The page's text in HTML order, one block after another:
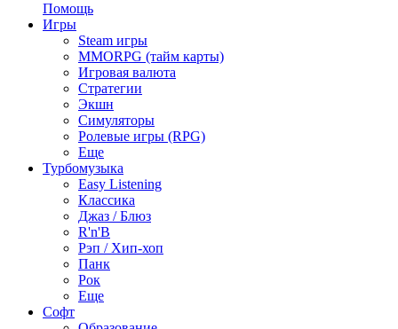
Помощь
Игры
Steam игры
MMORPG (тайм карты)
Игровая валюта
Стратегии
Экшн
Симуляторы
Ролевые игры (RPG)
Еще
Турбомузыка
Easy Listening
Классика
Джаз / Блюз
R'n'B
Рэп / Хип-хоп
Панк
Рок
Еще
Софт